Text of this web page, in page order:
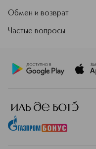
Обмен и возврат
Частые вопросы